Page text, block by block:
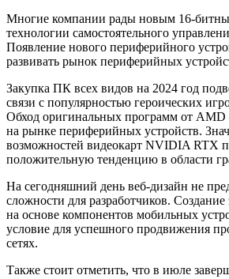
Многие компании рады новым 16-
технологии самостоятельного
Появление нового периферийного
развивать рынок периферийных
Закупка ПК всех видов на 2024 год
связи с популярностью героических
Обход оригинальных программ от AMD
на рынке периферийных устройств.
возможностей видеокарт NVIDIA RTX
положительную тенденцию в области
На сегодняшний день веб-дизайн не
сложности для разработчиков.
на основе компонентов мобильных
условие для успешного продвижения
сетях.
Также стоит отметить, что в июле